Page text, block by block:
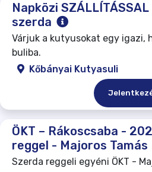
Napközi
szerda
Várjuk a kutyusokat egy igazi,
buliba.
Kőbányai Kutyasuli
ÖKT – Rákoscsaba -
reggel - Majoros Tamás
Szerda reggeli egyéni ÖKT -